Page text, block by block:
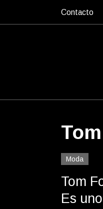
Contacto
Moda
Tom
Es